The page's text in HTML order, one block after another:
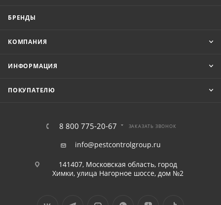
БРЕНДЫ
КОМПАНИЯ
ИНФОРМАЦИЯ
ПОКУПАТЕЛЮ
8 800 775-20-67 ЗАКАЗАТЬ ЗВОНОК
info@pestcontrolgroup.ru
141407, Московская область, город
Химки, улица Нагорное шоссе, дом №2